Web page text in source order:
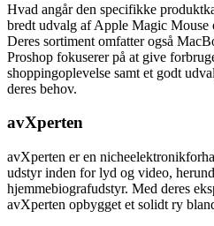
Hvad angår den specifikke
bredt udvalg af Apple Magic Mouse
Deres sortiment omfatter også
Proshop fokuserer på at give
shoppingoplevelse samt et godt
deres behov.
avXperten
avXperten er en
udstyr inden for lyd og video,
hjemmebiografudstyr. Med deres
avXperten opbygget et solidt ry